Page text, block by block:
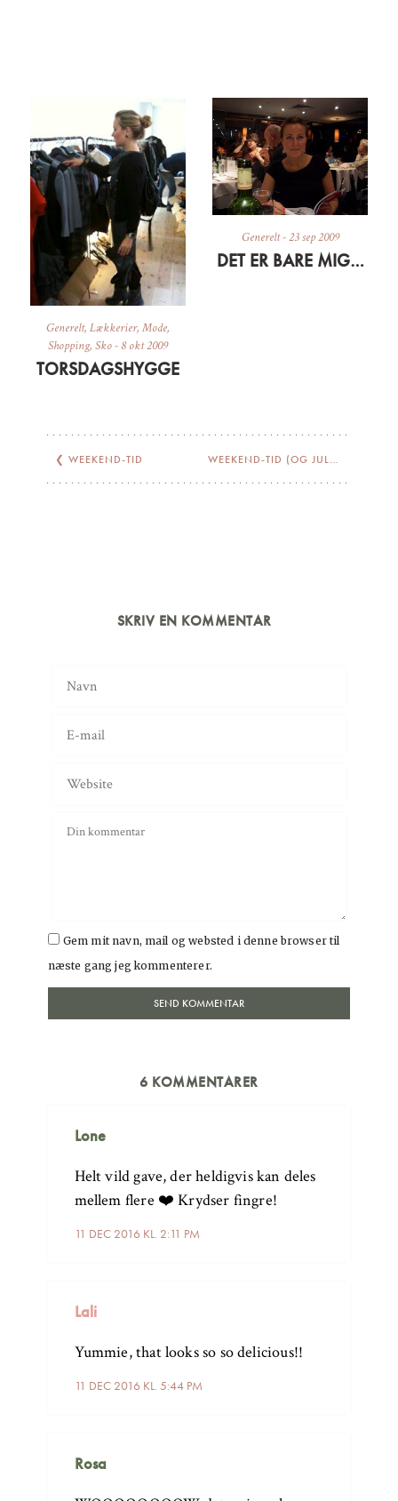
Generelt, Lækkerier, Mode,
Shopping, Sko-8 okt 2009
TORSDAGSHYGGE
Generelt-23 sep 2009
DET ER BARE MIG…
❮ WEEKEND-TID WEEKEND-TID (OG JULETID)
SKRIV EN KOMMENTAR
Gem mit navn, mail og websted i denne browser til
næste gang jeg kommenterer.
6 KOMMENTARER
Lone
11 DEC 2016 KL. 2:11 PM
Helt vild gave, der heldigvis kan deles
mellem flere ❤️ Krydser fingre!
Lali
11 DEC 2016 KL. 5:44 PM
Yummie, that looks so so delicious!!
Rosa